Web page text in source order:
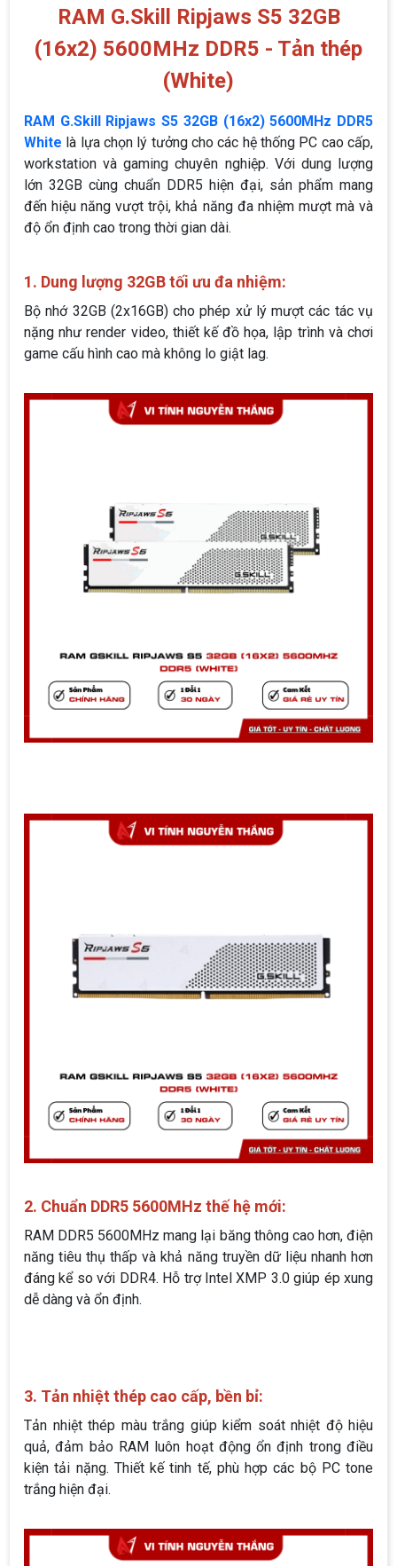
RAM G.Skill Ripjaws S5 32GB
(16x2) 5600MHz DDR5 - Tản thép
(White)
RAM G.Skill Ripjaws S5 32GB (16x2) 5600MHz DDR5
White là lựa chọn lý tưởng cho các hệ thống PC cao cấp,
workstation và gaming chuyên nghiệp. Với dung lượng
lớn 32GB cùng chuẩn DDR5 hiện đại, sản phẩm mang
đến hiệu năng vượt trội, khả năng đa nhiệm mượt mà và
độ ổn định cao trong thời gian dài.
1. Dung lượng 32GB tối ưu đa nhiệm:
Bộ nhớ 32GB (2x16GB) cho phép xử lý mượt các tác vụ
nặng như render video, thiết kế đồ họa, lập trình và chơi
game cấu hình cao mà không lo giật lag.
2. Chuẩn DDR5 5600MHz thế hệ mới:
RAM DDR5 5600MHz mang lại băng thông cao hơn, điện
năng tiêu thụ thấp và khả năng truyền dữ liệu nhanh hơn
đáng kể so với DDR4. Hỗ trợ Intel XMP 3.0 giúp ép xung
dễ dàng và ổn định.
3. Tản nhiệt thép cao cấp, bền bỉ:
Tản nhiệt thép màu trắng giúp kiểm soát nhiệt độ hiệu
quả, đảm bảo RAM luôn hoạt động ổn định trong điều
kiện tải nặng. Thiết kế tinh tế, phù hợp các bộ PC tone
trắng hiện đại.